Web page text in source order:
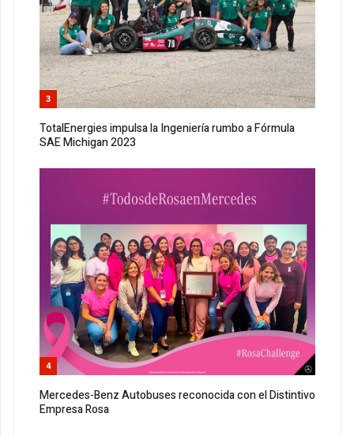
3
TotalEnergies impulsa la Ingeniería rumbo a Fórmula
SAE Michigan 2023
4
Mercedes-Benz Autobuses reconocida con el Distintivo
Empresa Rosa